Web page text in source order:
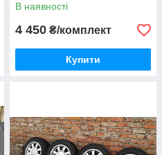
В наявності
4 450 ₴/комплект
Купити